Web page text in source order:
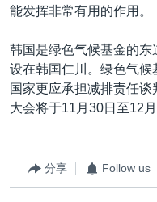
能发挥非常有用的作用。
韩国是绿色气候基金的
设在韩国仁川。绿色气候
国家更应承担减排责任
大会将于11月30日至12月
分享 Follow us